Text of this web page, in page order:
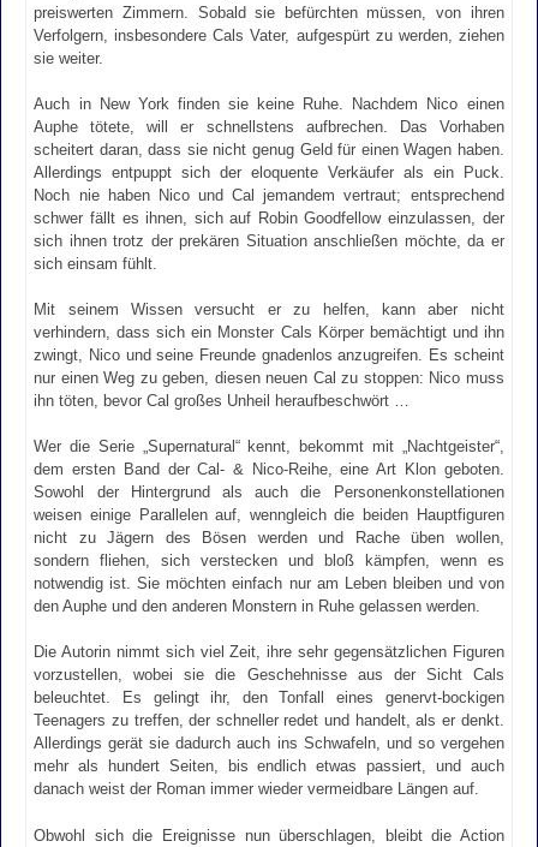
preiswerten Zimmern. Sobald sie befürchten müssen, von ihren
Verfolgern, insbesondere Cals Vater, aufgespürt zu werden, ziehen
sie weiter.
Auch in New York finden sie keine Ruhe. Nachdem Nico einen
Auphe tötete, will er schnellstens aufbrechen. Das Vorhaben
scheitert daran, dass sie nicht genug Geld für einen Wagen haben.
Allerdings entpuppt sich der eloquente Verkäufer als ein Puck.
Noch nie haben Nico und Cal jemandem vertraut; entsprechend
schwer fällt es ihnen, sich auf Robin Goodfellow einzulassen, der
sich ihnen trotz der prekären Situation anschließen möchte, da er
sich einsam fühlt.
Mit seinem Wissen versucht er zu helfen, kann aber nicht
verhindern, dass sich ein Monster Cals Körper bemächtigt und ihn
zwingt, Nico und seine Freunde gnadenlos anzugreifen. Es scheint
nur einen Weg zu geben, diesen neuen Cal zu stoppen: Nico muss
ihn töten, bevor Cal großes Unheil heraufbeschwört …
Wer die Serie „Supernatural“ kennt, bekommt mit „Nachtgeister“,
dem ersten Band der Cal- & Nico-Reihe, eine Art Klon geboten.
Sowohl der Hintergrund als auch die Personenkonstellationen
weisen einige Parallelen auf, wenngleich die beiden Hauptfiguren
nicht zu Jägern des Bösen werden und Rache üben wollen,
sondern fliehen, sich verstecken und bloß kämpfen, wenn es
notwendig ist. Sie möchten einfach nur am Leben bleiben und von
den Auphe und den anderen Monstern in Ruhe gelassen werden.
Die Autorin nimmt sich viel Zeit, ihre sehr gegensätzlichen Figuren
vorzustellen, wobei sie die Geschehnisse aus der Sicht Cals
beleuchtet. Es gelingt ihr, den Tonfall eines genervt-bockigen
Teenagers zu treffen, der schneller redet und handelt, als er denkt.
Allerdings gerät sie dadurch auch ins Schwafeln, und so vergehen
mehr als hundert Seiten, bis endlich etwas passiert, und auch
danach weist der Roman immer wieder vermeidbare Längen auf.
Obwohl sich die Ereignisse nun überschlagen, bleibt die Action